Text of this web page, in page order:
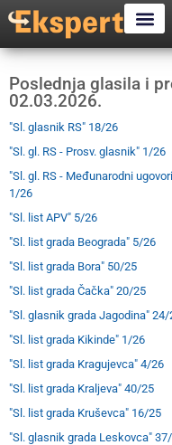
Poslednja glasila i
02.03.2026.
"Sl. glasnik RS" 18/26
"Sl. gl. RS - Prosv. glasnik" 1/26
"Sl. gl. RS - Međunarodni
1/26
"Sl. list APV" 5/26
"Sl. list grada Beograda" 5/26
"Sl. list grada Bora" 50/25
"Sl. list grada Čačka" 20/25
"Sl. glasnik grada Jagodina" 24/
"Sl. list grada Kikinde" 1/26
"Sl. list grada Kragujevca" 4/26
"Sl. list grada Kraljeva" 40/25
"Sl. list grada Kruševca" 16/25
"Sl. glasnik grada Leskovca"